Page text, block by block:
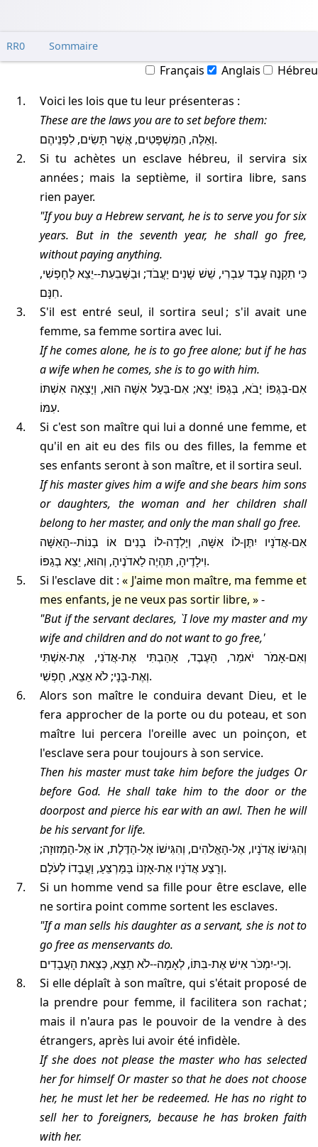
RR0 Sommaire
Français Anglais
Hébreu
Voici les lois que tu leur présenteras :
These are the laws you are to set before them:
וְאֵלֶּה, הַמִּשְׁפָּטִים, אֲשֶׁר תָּשִׂים, לִפְנֵיהֶם.
Si tu achètes un esclave hébreu, il servira six
années ; mais la septième, il sortira libre, sans
rien payer.
"If you buy a Hebrew servant, he is to serve you for six
years. But in the seventh year, he shall go free,
without paying anything.
כִּי תִקְנֶה עֶבֶד עִבְרִי, שֵׁשׁ שָׁנִים יַעֲבֹד; וּבַשְּׁבִעִת--יֵצֵא לַחָפְשִׁי,
חִנָּם.
S'il est entré seul, il sortira seul ; s'il avait une
femme, sa femme sortira avec lui.
If he comes alone, he is to go free alone; but if he has
a wife when he comes, she is to go with him.
אִם-בְּגַפּוֹ יָבֹא, בְּגַפּוֹ יֵצֵא; אִם-בַּעַל אִשָּׁה הוּא, וְיָצְאָה אִשְׁתּוֹ
עִמּוֹ.
Si c'est son maître qui lui a donné une femme, et
qu'il en ait eu des fils ou des filles, la femme et
ses enfants seront à son maître, et il sortira seul.
If his master gives him a wife and she bears him sons
or daughters, the woman and her children shall
belong to her master, and only the man shall go free.
אִם-אֲדֹנָיו יִתֶּן-לוֹ אִשָּׁה, וְיָלְדָה-לוֹ בָנִים אוֹ בָנוֹת--הָאִשָּׁה
וִילָדֶיהָ, תִּהְיֶה לַאדֹנֶיהָ, וְהוּא, יֵצֵא בְגַפּוֹ.
Si l'esclave dit :
J'aime mon maître, ma femme et
mes enfants, je ne veux pas sortir libre,
-
"But if the servant declares, `I love my master and my
wife and children and do not want to go free,'
וְאִם-אָמֹר יֹאמַר, הָעֶבֶד, אָהַבְתִּי אֶת-אֲדֹנִי, אֶת-אִשְׁתִּי
וְאֶת-בָּנָי; לֹא אֵצֵא, חָפְשִׁי.
alors son maître le conduira devant Dieu, et le
fera approcher de la porte ou du poteau, et son
maître lui percera l'oreille avec un poinçon, et
l'esclave sera pour toujours à son service.
then his master must take him before the judges Or
before God. He shall take him to the door or the
doorpost and pierce his ear with an awl. Then he will
be his servant for life.
וְהִגִּישׁוֹ אֲדֹנָיו, אֶל-הָאֱלֹהִים, וְהִגִּישׁוֹ אֶל-הַדֶּלֶת, אוֹ אֶל-הַמְּזוּזָה;
וְרָצַע אֲדֹנָיו אֶת-אָזְנוֹ בַּמַּרְצֵעַ, וַעֲבָדוֹ לְעֹלָם.
Si un homme vend sa fille pour être esclave, elle
ne sortira point comme sortent les esclaves.
"If a man sells his daughter as a servant, she is not to
go free as menservants do.
וְכִי-יִמְכֹּר אִישׁ אֶת-בִּתּוֹ, לְאָמָה--לֹא תֵצֵא, כְּצֵאת הָעֲבָדִים.
Si elle déplaît à son maître, qui s'était proposé de
la prendre pour femme, il facilitera son rachat ;
mais il n'aura pas le pouvoir de la vendre à des
étrangers, après lui avoir été infidèle.
If she does not please the master who has selected
her for himselfOr master so that he does not choose
her, he must let her be redeemed. He has no right to
sell her to foreigners, because he has broken faith
with her.